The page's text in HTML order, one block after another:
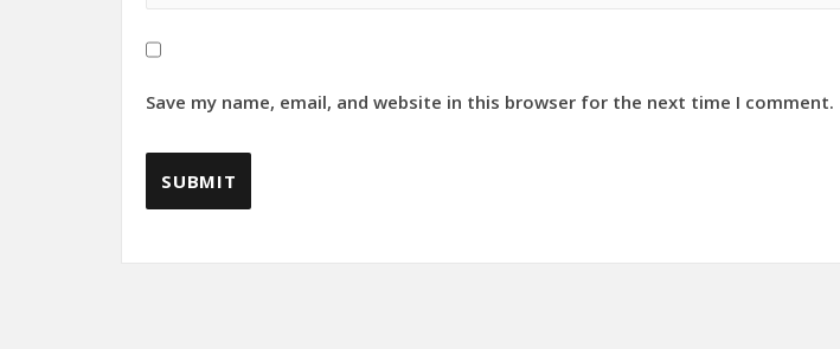
Save my name, email, and website in this browser for the next time I comment.